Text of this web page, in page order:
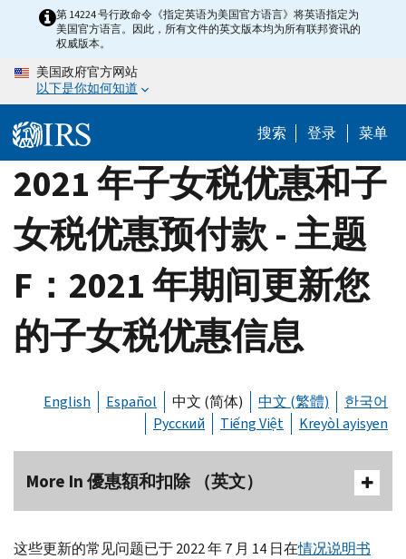
content
第 14224 号行政命令《指定英语为美国官方语言》将英语指定为
美国官方语言。因此，所有文件的英文版本均为所有联邦资讯的
权威版本。
美国政府官方网站
以下是你如何知道
搜索 登录 菜单
2021 年子女税优惠和子
女税优惠预付款 - 主题
F：2021 年期间更新您
的子女税优惠信息
English Español 中文 (简体) 中文 (繁體)
한국어
Русский
Tiếng Việt Kreyòl ayisyen
More In 優惠額和扣除 （英文）
这些更新的常见问题已于 2022 年 7 月 14 日在情况说明书